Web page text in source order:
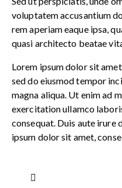
voluptatem accusantium
rem aperiam eaque ipsa,
quasi architecto beatae
Lorem ipsum dolor sit
sed do eiusmod tempor
magna aliqua. Ut enim ad
exercitation ullamco
consequat. Duis aute irure
ipsum dolor sit amet,